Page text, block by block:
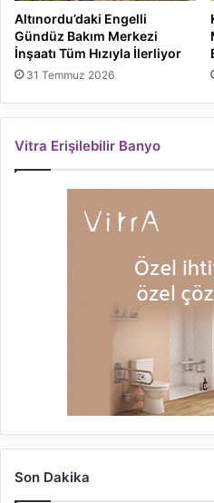
Altınordu’daki Engelli
Gündüz Bakım Merkezi
İnşaatı Tüm Hızıyla İlerliyor
31 Temmuz 2026
Vitra Erişilebilir Banyo
Son Dakika